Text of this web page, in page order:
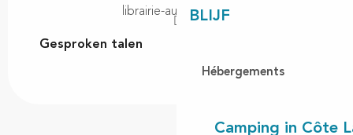
BLIJF
Hébergements
Camping in Côte
librairie-au-camion.fr
Gesproken talen
Gesproken talen